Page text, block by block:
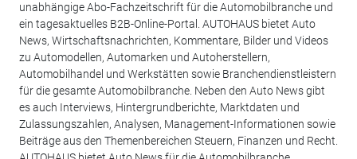
unabhängige Abo-Fachzeitschrift für die Automobilbranche und
ein tagesaktuelles B2B-Online-Portal. AUTOHAUS bietet Auto
News, Wirtschaftsnachrichten, Kommentare, Bilder und Videos
zu Automodellen, Automarken und Autoherstellern,
Automobilhandel und Werkstätten sowie Branchendienstleistern
für die gesamte Automobilbranche. Neben den Auto News gibt
es auch Interviews, Hintergrundberichte, Marktdaten und
Zulassungszahlen, Analysen, Management-Informationen sowie
Beiträge aus den Themenbereichen Steuern, Finanzen und Recht.